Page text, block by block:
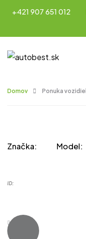
+421 907 651 012
Domov Ponuka vozidiel
Značka: Model:
ID: